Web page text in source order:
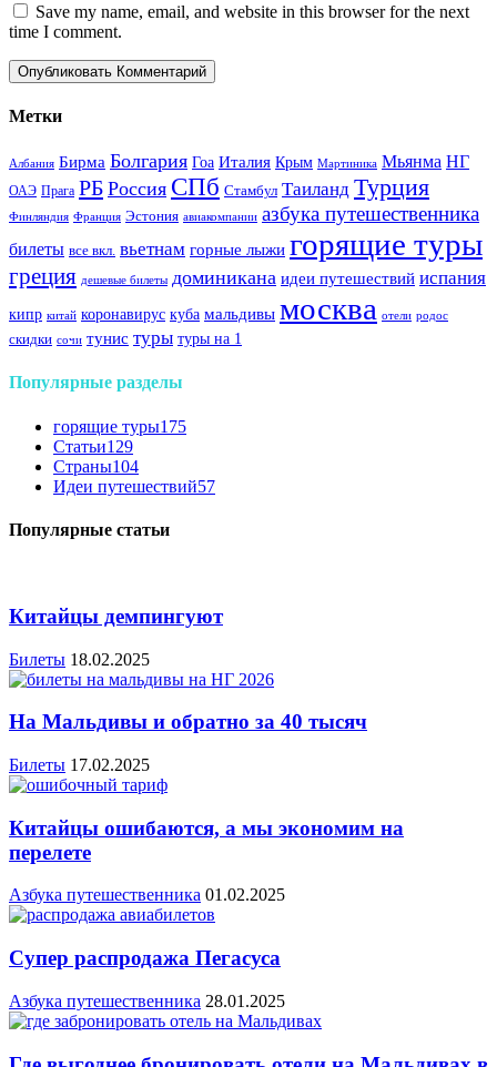
Save my name, email, and website in this browser for the next
time I comment.
Метки
Албания Бирма Болгария Гоа Италия Крым Мартиника Мьянма НГ
ОАЭ Прага РБ Россия СПб Стамбул Таиланд Турция
Финляндия Франция Эстония авиакомпании азбука путешественника
билеты все вкл. вьетнам горные лыжи горящие туры
греция дешевые билеты доминикана идеи путешествий испания
кипр китай коронавирус куба мальдивы москва отели родос
скидки сочи тунис туры туры на 1
Популярные разделы
горящие туры175
Статьи129
Страны104
Идеи путешествий57
Популярные статьи
Китайцы демпингуют
Билеты 18.02.2025
На Мальдивы и обратно за 40 тысяч
Билеты 17.02.2025
Китайцы ошибаются, а мы экономим на
перелете
Азбука путешественника 01.02.2025
Супер распродажа Пегасуса
Азбука путешественника 28.01.2025